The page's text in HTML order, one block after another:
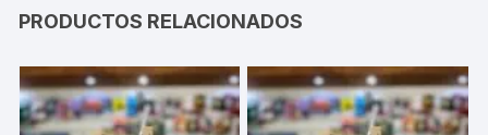
PRODUCTOS RELACIONADOS